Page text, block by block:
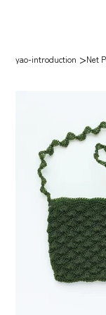
yao-introduction >Net